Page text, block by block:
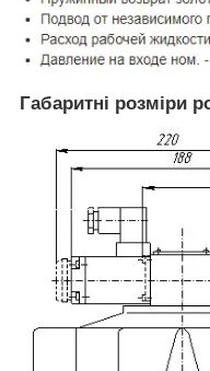
Габаритні розміри